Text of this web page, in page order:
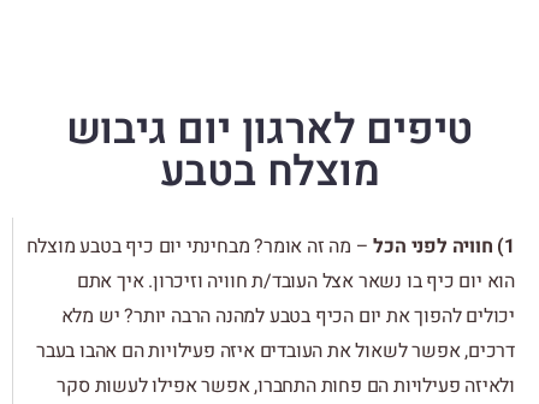
טיפים לארגון יום גיבוש
מוצלח בטבע
1) חוויה לפני הכל
– מה זה אומר? מבחינתי יום כיף בטבע מוצלח
הוא יום כיף בו נשאר אצל העובד/ת חוויה וזיכרון. איך אתם
יכולים להפוך את יום הכיף בטבע למהנה הרבה יותר? יש מלא
דרכים, אפשר לשאול את העובדים איזה פעילויות הם אהבו בעבר
ולאיזה פעילויות הם פחות התחברו, אפשר אפילו לעשות סקר